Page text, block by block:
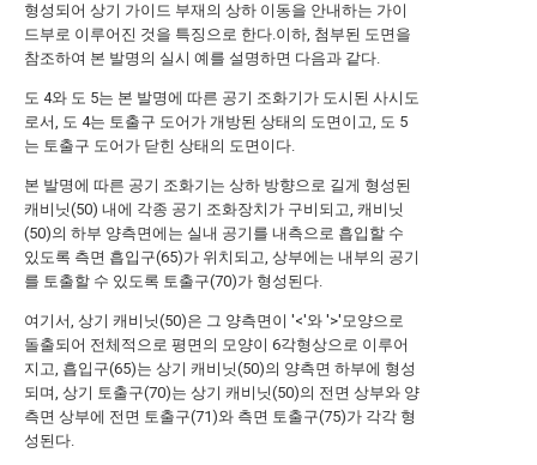
형성되어 상기 가이드 부재의 상하 이동을 안내하는 가이
드부로 이루어진 것을 특징으로 한다.이하, 첨부된 도면을
참조하여 본 발명의 실시 예를 설명하면 다음과 같다.
도 4와 도 5는 본 발명에 따른 공기 조화기가 도시된 사시도
로서, 도 4는 토출구 도어가 개방된 상태의 도면이고, 도 5
는 토출구 도어가 닫힌 상태의 도면이다.
본 발명에 따른 공기 조화기는 상하 방향으로 길게 형성된
캐비닛(50) 내에 각종 공기 조화장치가 구비되고, 캐비닛
(50)의 하부 양측면에는 실내 공기를 내측으로 흡입할 수
있도록 측면 흡입구(65)가 위치되고, 상부에는 내부의 공기
를 토출할 수 있도록 토출구(70)가 형성된다.
여기서, 상기 캐비닛(50)은 그 양측면이 '<'와 '>'모양으로
돌출되어 전체적으로 평면의 모양이 6각형상으로 이루어
지고, 흡입구(65)는 상기 캐비닛(50)의 양측면 하부에 형성
되며, 상기 토출구(70)는 상기 캐비닛(50)의 전면 상부와 양
측면 상부에 전면 토출구(71)와 측면 토출구(75)가 각각 형
성된다.